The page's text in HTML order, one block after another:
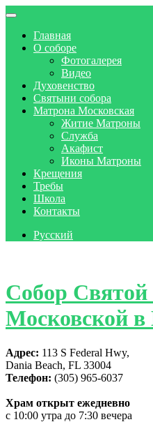
Главная
О соборе
Фотогалерея
Видео
Духовенство
Святыни собора
Матрона Московская
Житие Матроны
Служба
Акафист
Иконы Матроны
Крещения
Требы
Школа
Контакты
Русский
Собор
Московской
Адрес: 113 S Federal Hwy,
Dania Beach, FL 33004
Телефон: (305) 965-6037
Храм открыт ежедневно
с 10:00 утра до 7:30 вечера